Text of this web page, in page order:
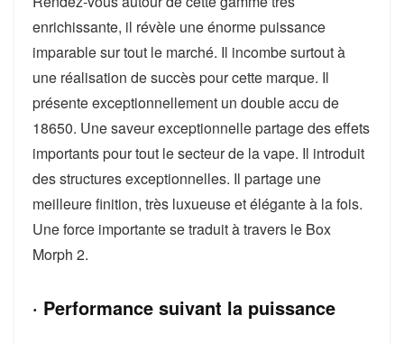
enrichissante, il révèle une énorme puissance
imparable sur tout le marché. Il incombe surtout à
une réalisation de succès pour cette marque. Il
présente exceptionnellement un double accu de
18650. Une saveur exceptionnelle partage des effets
importants pour tout le secteur de la vape. Il introduit
des structures exceptionnelles. Il partage une
meilleure finition, très luxueuse et élégante à la fois.
Une force importante se traduit à travers le Box
Morph 2.
· Performance suivant la puissance